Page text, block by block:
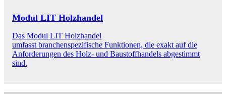
Modul LIT Holzhandel
Das Modul LIT Holzhandel
umfasst branchenspezifische Funktionen, die exakt auf die
Anforderungen des Holz- und Baustoffhandels abgestimmt
sind.